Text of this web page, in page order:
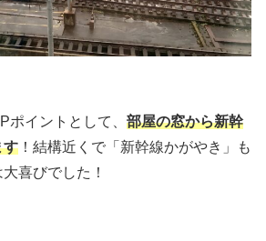
ポイントとして、 部屋の窓から新幹
す ！結構近くで「新幹線かがやき」も
喜びでした！